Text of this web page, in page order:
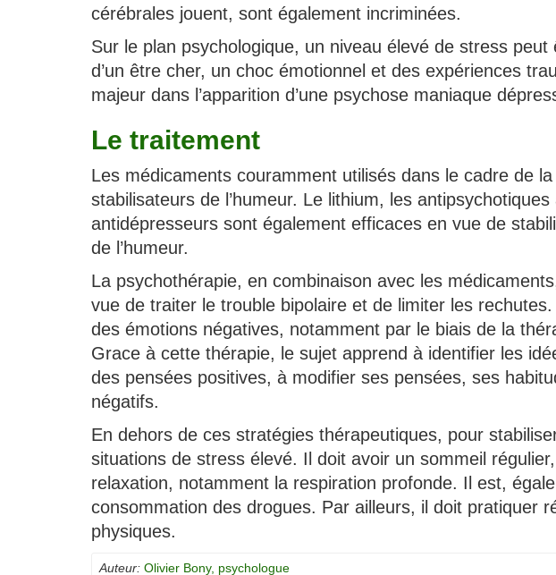
cérébrales jouent, sont également incriminées.
Sur le plan psychologique, un niveau élevé de stress
d’un être cher, un choc émotionnel et des expériences
majeur dans l’apparition d’une psychose maniaque
Le traitement
Les médicaments couramment utilisés dans le cadre de
stabilisateurs de l’humeur. Le lithium, les
antidépresseurs sont également efficaces en vue de
de l’humeur.
La psychothérapie, en combinaison avec les
vue de traiter le trouble bipolaire et de limiter les
des émotions négatives, notamment par le biais de la
Grace à cette thérapie, le sujet apprend à identifier les
des pensées positives, à modifier ses pensées, ses
négatifs.
En dehors de ces stratégies thérapeutiques, pour
situations de stress élevé. Il doit avoir un sommeil
relaxation, notamment la respiration profonde. Il est,
consommation des drogues. Par ailleurs, il doit pratiquer
physiques.
Auteur: Olivier Bony, psychologue